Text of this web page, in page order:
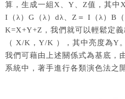
算，生成一組X、Y、Z值，其中
I（λ）G（λ）dλ、Z＝ I（λ）B
K=X+Y+Z，我們就可以輕鬆定
（ X/K，Y/K ），其中亮度為Y
我們可藉由上述關係式為基底，
系統中，著手進行各類演色法之